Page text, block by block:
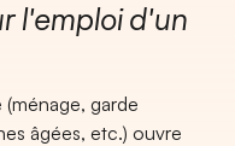
l'emploi d'un
(ménage, garde
âgées, etc.) ouvre